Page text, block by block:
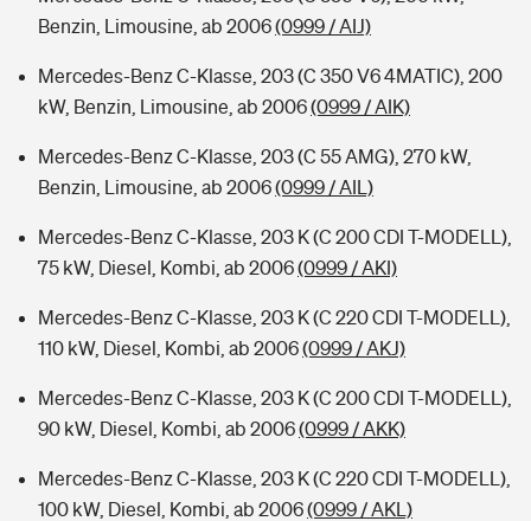
Benzin, Limousine, ab 2006(0999 / AIJ)
Mercedes-Benz C-Klasse, 203 (C 350 V6 4MATIC), 200
kW, Benzin, Limousine, ab 2006(0999 / AIK)
Mercedes-Benz C-Klasse, 203 (C 55 AMG), 270 kW,
Benzin, Limousine, ab 2006(0999 / AIL)
Mercedes-Benz C-Klasse, 203 K (C 200 CDI T-MODELL),
75 kW, Diesel, Kombi, ab 2006(0999 / AKI)
Mercedes-Benz C-Klasse, 203 K (C 220 CDI T-MODELL),
110 kW, Diesel, Kombi, ab 2006(0999 / AKJ)
Mercedes-Benz C-Klasse, 203 K (C 200 CDI T-MODELL),
90 kW, Diesel, Kombi, ab 2006(0999 / AKK)
Mercedes-Benz C-Klasse, 203 K (C 220 CDI T-MODELL),
100 kW, Diesel, Kombi, ab 2006(0999 / AKL)